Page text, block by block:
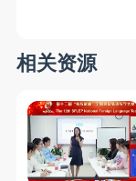
相关资源